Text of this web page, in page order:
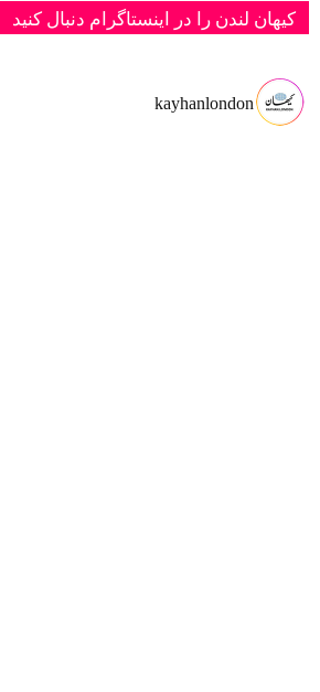
کیهان لندن را در اینستاگرام دنبال کنید
kayhanlondon